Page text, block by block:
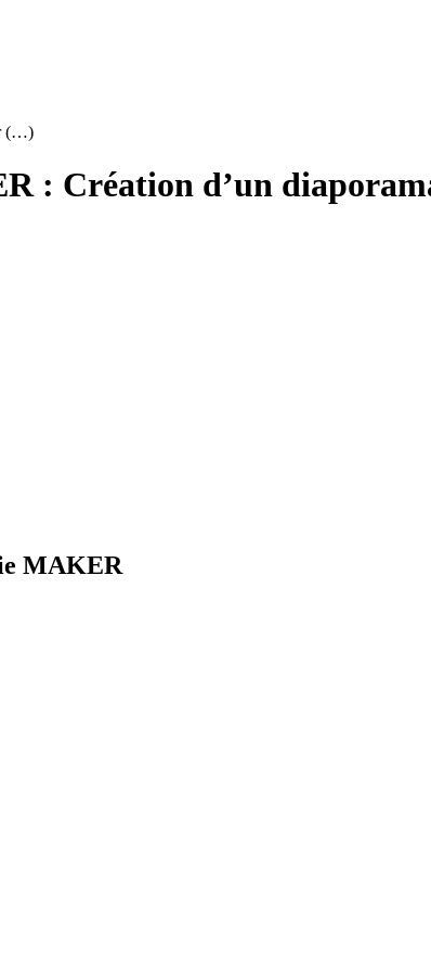
(…)
: Création d’un
MAKER